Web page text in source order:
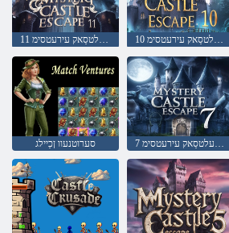
11 ןפיולטנַא עלטסַאק עירעטסימ 10 ןפיולטנַא עלטסַאק עירעטסימ
סערוטנעוו ןכַיילג 7 ןפיולטנַא עלטסַאק עירעטסימ